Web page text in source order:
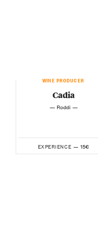
WINE PRODUCER
Cadia
— Roddi —
EXPERIENCE — 15€